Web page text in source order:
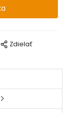
Zdielať